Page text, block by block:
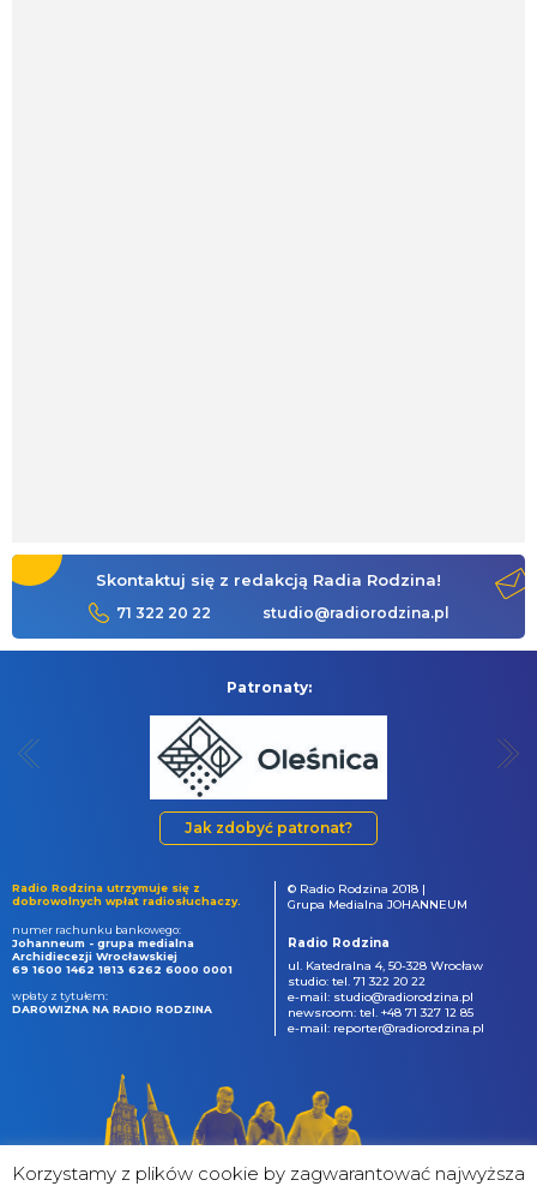
Skontaktuj się z redakcją Radia Rodzina!
71 322 20 22 studio@radiorodzina.pl
Patronaty:
Jak zdobyć patronat?
Radio Rodzina utrzymuje się z
dobrowolnych wpłat radiosłuchaczy.
numer rachunku bankowego:
Johanneum - grupa medialna
Archidiecezji Wrocławskiej
69 1600 1462 1813 6262 6000 0001
wpłaty z tytułem:
DAROWIZNA NA RADIO RODZINA
© Radio Rodzina 2018 |
Grupa Medialna JOHANNEUM
Radio Rodzina
ul. Katedralna 4, 50-328 Wrocław
studio: tel. 71 322 20 22
e-mail: studio@radiorodzina.pl
newsroom: tel. +48 71 327 12 85
e-mail: reporter@radiorodzina.pl
Korzystamy z plików cookie by zagwarantować najwyższa